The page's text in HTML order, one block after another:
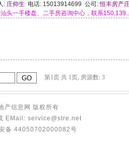
: 庄仰生 电话: 15013914699 公司:恒丰房产
汕头一手楼盘、二手房咨询中心，联系
第1页 共 1页, 房源数: 3
产信息网
版权所有
EMail: service@stre.net
备 44050702000082号